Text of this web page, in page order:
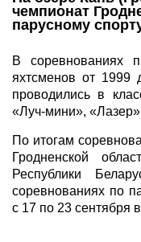
чемпионат
парусному
В соревнованиях
яхтсменов от 1999
проводились в
«Луч-мини»,
По итогам
Гродненской
Республики
соревнованиях по
с 17 по 23 сентября